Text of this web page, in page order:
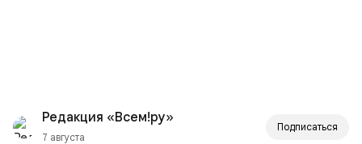
Редакция «Всем!ру»
7 августа
Подписаться